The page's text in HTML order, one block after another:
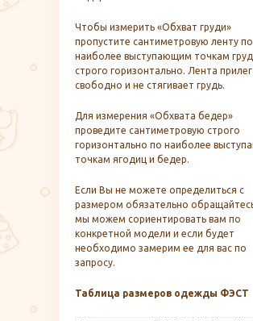
Чтобы измерить «Обхват груди»
пропустите сантиметровую ленту по
наиболее выступающим точкам
строго горизонтально. Лента
свободно и не стягивает грудь.
Для измерения «Обхвата бедер»
проведите сантиметровую строго
горизонтально по наиболее
точкам ягодиц и бедер.
Если Вы не можете определиться с
размером обязательно
мы можем сориентировать вам по
конкретной модели и если будет
необходимо замерим ее для вас по
запросу.
Таблица размеров одежды ФЭСТ